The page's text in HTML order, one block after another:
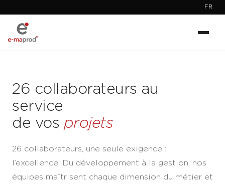
FR
26 collaborateurs au
service
de vos projets
26 collaborateurs, une seule exigence :
l’excellence. Du développement à la gestion, nos
équipes maîtrisent chaque dimension du métier et